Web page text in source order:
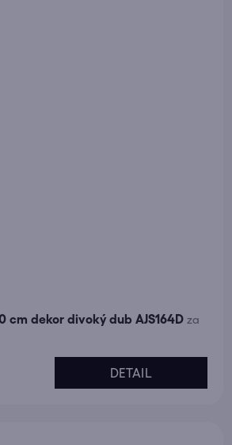
cm dekor divoký dub AJS164D za
DETAIL